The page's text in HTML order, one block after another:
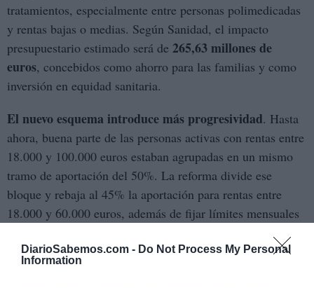
DiarioSabemos.com - Do Not Process My Personal
Information
tratamientos, especialmente entre personas polimedicadas
y rentas bajas o medias. Según Sanidad, el impacto
presupuestario estimado será de 265,63 millones de
euros, concebidos como ahorro para las familias y como
inversión en equidad sanitaria.
El nuevo esquema introduce más progresividad. Hasta
ahora, buena parte de las personas activas con rentas entre
18.000 y 100.000 euros estaban agrupadas en un mismo
tramo de aportación del 50%. La reforma divide ese
bloque y rebaja al 45% la aportación para rentas entre
18.000 y 60.000 euros, además de fijar límites mensuales
excesivas.